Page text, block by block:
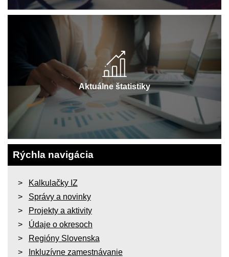
Aktuálne štatistiky
Rýchla navigácia
Kalkulačky IZ
Správy a novinky
Projekty a aktivity
Údaje o okresoch
Regióny Slovenska
Inkluzívne zamestnávanie